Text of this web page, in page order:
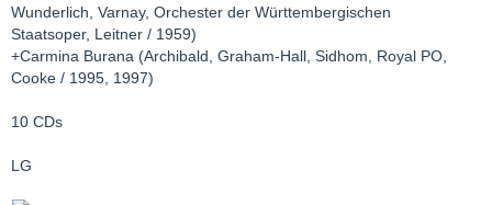
Wunderlich, Varnay, Orchester der Württembergischen
Staatsoper, Leitner / 1959)
+Carmina Burana (Archibald, Graham-Hall, Sidhom, Royal PO,
Cooke / 1995, 1997)
10 CDs
LG